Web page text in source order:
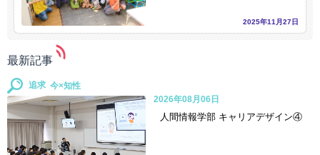
2025年11月27日
最新記事
追求
人間情報学部 キャリアデザイン④
2026年08月06日